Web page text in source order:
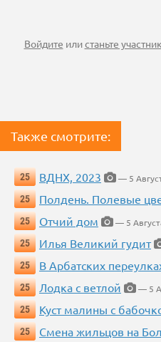
Войдите илистаньте
Также смотрите:
25 ВДНХ, 2023
— 5
25
Полдень. Полевые
25
Отчий дом
— 5
25
Илья Великий гудит
25
В Арбатских
25
Лодка с ветлой
— 5
25
Куст малины с
25
Смена жильцов на